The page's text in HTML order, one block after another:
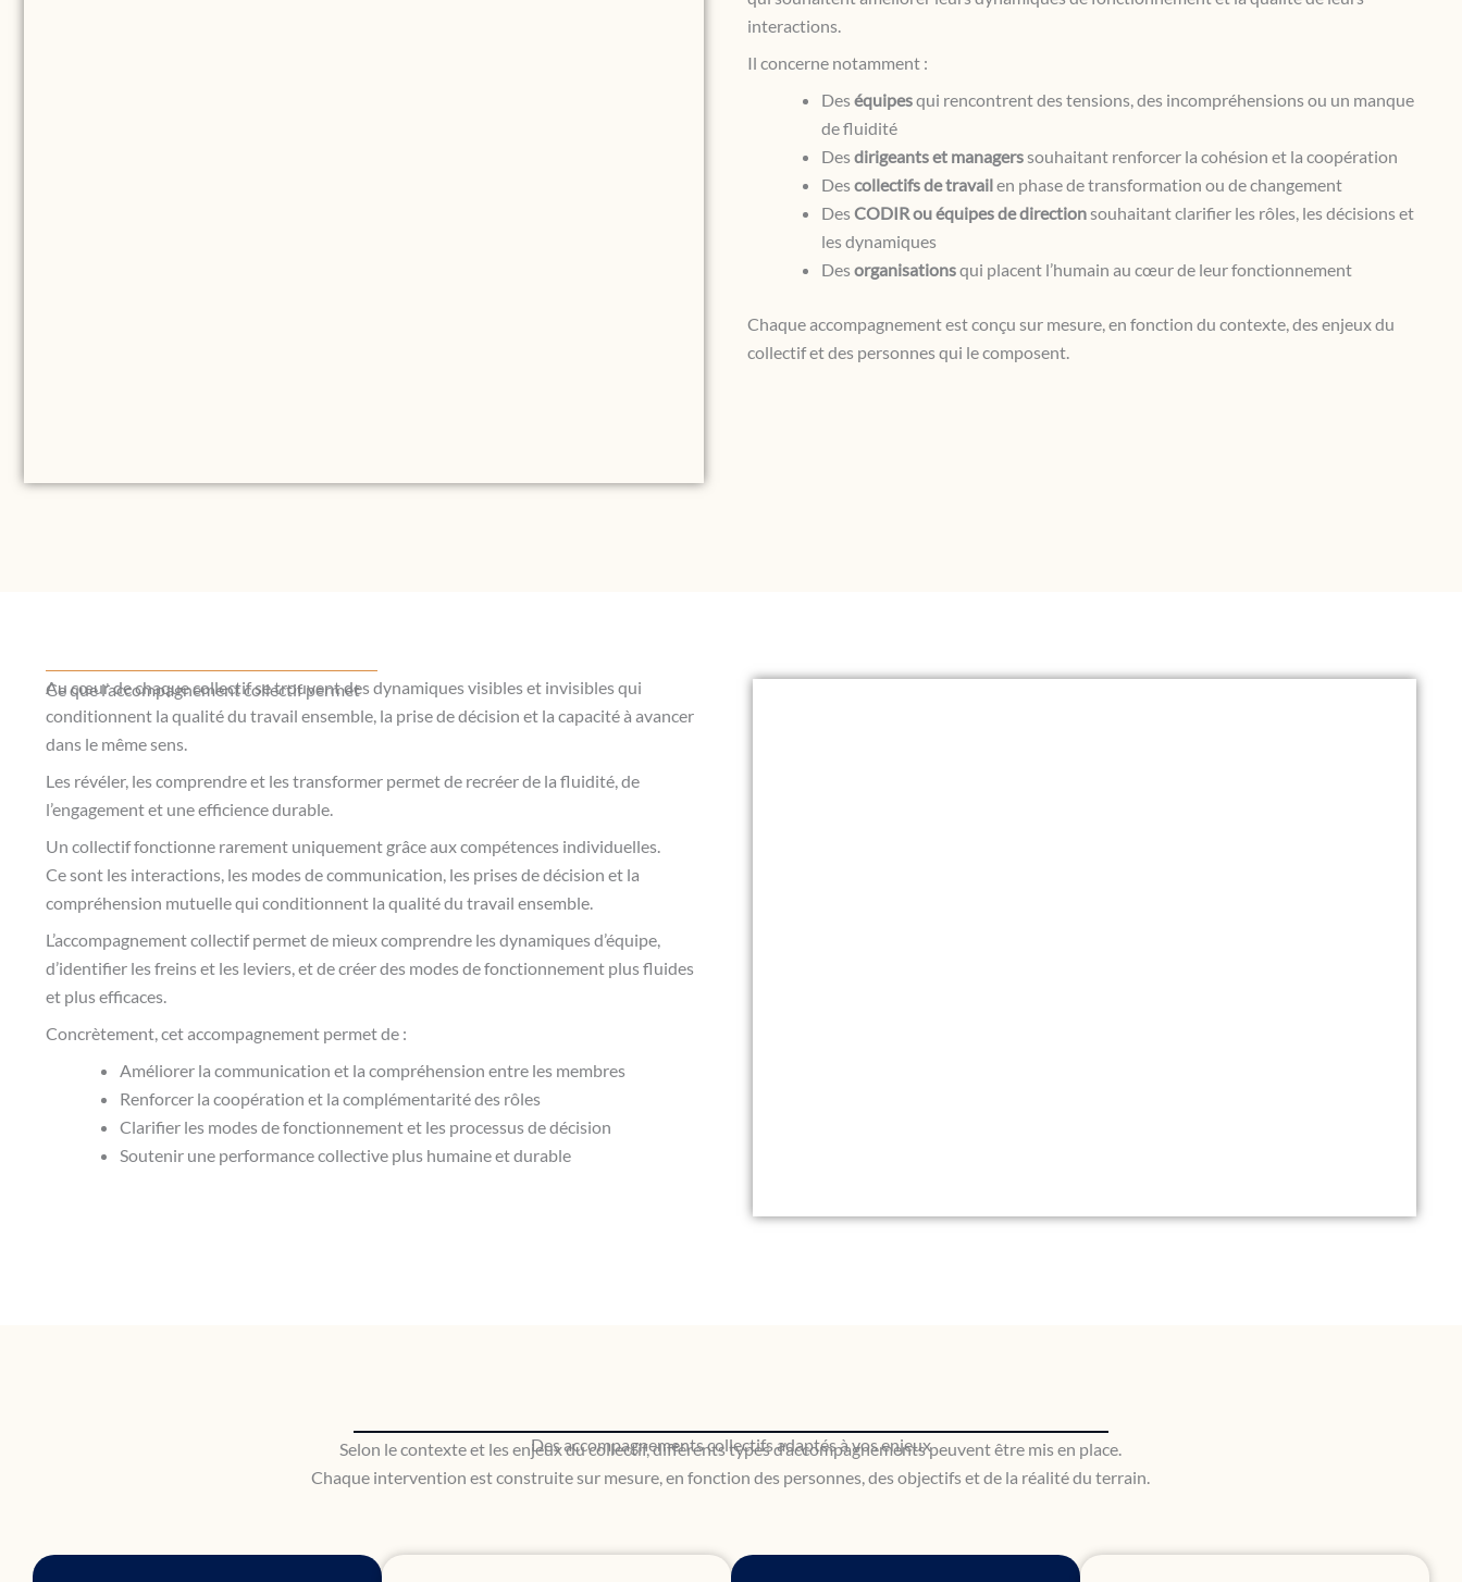
interactions.
Il concerne notamment :
Deséquipesqui rencontrent des tensions, des incompréhensions ou un manque
de fluidité
Desdirigeants et managerssouhaitant renforcer la cohésion et la coopération
Descollectifs de travailen phase de transformation ou de changement
DesCODIR ou équipes de directionsouhaitant clarifier les rôles, les décisions et
les dynamiques
Desorganisationsqui placent l’humain au cœur de leur fonctionnement
Chaque accompagnement est conçu sur mesure, en fonction du contexte, des enjeux du
collectif et des personnes qui le composent.
Ce que l’accompagnement collectif permet
Au cœur de chaque collectif se trouvent des dynamiques visibles et invisibles qui
conditionnent la qualité du travail ensemble, la prise de décision et la capacité à avancer
dans le même sens.
Les révéler, les comprendre et les transformer permet de recréer de la fluidité, de
l’engagement et une efficience durable.
Un collectif fonctionne rarement uniquement grâce aux compétences individuelles.
Ce sont les interactions, les modes de communication, les prises de décision et la
compréhension mutuelle qui conditionnent la qualité du travail ensemble.
L’accompagnement collectif permet de mieux comprendre les dynamiques d’équipe,
d’identifier les freins et les leviers, et de créer des modes de fonctionnement plus fluides
et plus efficaces.
Concrètement, cet accompagnement permet de :
Améliorer la communication et la compréhension entre les membres
Renforcer la coopération et la complémentarité des rôles
Clarifier les modes de fonctionnement et les processus de décision
Soutenir une performance collective plus humaine et durable
Des accompagnements collectifs adaptés à vos enjeux
Selon le contexte et les enjeux du collectif, différents types d’accompagnements peuvent être mis en place.
Chaque intervention est construite sur mesure, en fonction des personnes, des objectifs et de la réalité du terrain.